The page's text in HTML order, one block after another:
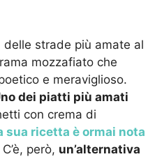
strade più amate al
mozzafiato che
e meraviglioso.
dei piatti più amati
con crema di
sua ricetta è ormai nota
C’è, però, un’alternativa